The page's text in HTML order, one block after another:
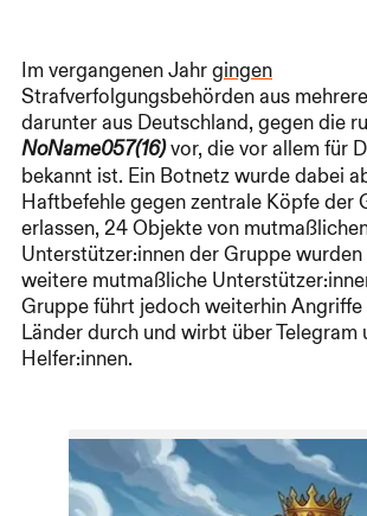
Im vergangenen Jahrgingen
Strafverfolgungsbehörden aus
darunter aus Deutschland, gegen die
NoName057(16)vor, die vor allem für
bekannt ist. Ein Botnetz wurde dabei
Haftbefehle gegen zentrale Köpfe der
erlassen, 24 Objekte von
Unterstützer:innen der Gruppe
weitere mutmaßliche
Gruppe führt jedoch weiterhin Angriffe
Länder durch und wirbt über Telegram
Helfer:innen.